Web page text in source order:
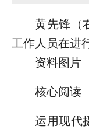
黄先锋（右
工作人员在进
资料图片
核心阅读
运用现代摄